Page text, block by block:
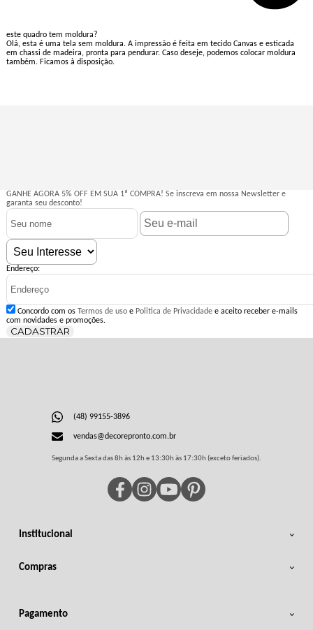
este quadro tem moldura?
Olá, esta é uma tela sem moldura. A impressão é feita em tecido Canvas e esticada
em chassi de madeira, pronta para pendurar. Caso deseje, podemos colocar moldura
também. Ficamos à disposição.
GANHE AGORA 5% OFF EM SUA 1ª COMPRA! Se inscreva em nossa Newsletter e
garanta seu desconto!
Endereço:
Concordo com os Termos de usoe Politica de Privacidadee aceito receber e-mails
com novidades e promoções.
CADASTRAR
Institucional
Compras
(48) 99155-3896
vendas@decorepronto.com.br
Segunda a Sexta das 8h às 12h e 13:30h às 17:30h (exceto feriados).
Pagamento